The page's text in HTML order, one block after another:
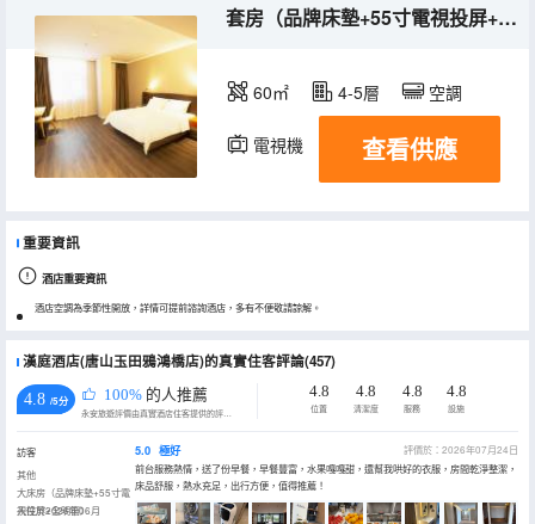
套房（品牌床墊+55寸電視投屏+全明窗）
60㎡ 4-5層 空調
電視機 查看供應
重要資訊
酒店重要資訊
酒店空調為季節性開放，詳情可提前諮詢酒店，多有不便敬請諒解。
漢庭酒店(唐山玉田鴉鴻橋店)的真實住客評論(457)
4.8 /5分 100% 的人推薦
永安旅遊評價由真實酒店住客提供的評價。
4.8
位置
4.8
清潔度
4.8
服務
4.8
設施
訪客
其他
大床房（品牌床墊+55寸電
視投屏+全明窗）
入住於2026年06月
5.0 極好
評價於：2026年07月24日
前台服務熱情，送了份早餐，早餐豐富，水果嘎嘎甜，還幫我哄好的衣服，房間乾淨整潔，
床品舒服，熱水充足，出行方便，值得推薦！